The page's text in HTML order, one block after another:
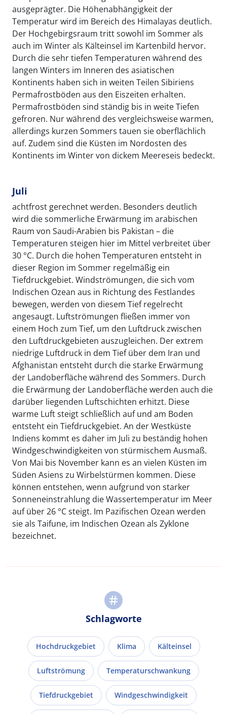
ausgeprägter. Die Höhenabhängigkeit der
Temperatur wird im Bereich des Himalayas deutlich.
Der Hochgebirgsraum tritt sowohl im Sommer als
auch im Winter als Kälteinsel im Kartenbild hervor.
Durch die sehr tiefen Temperaturen während des
langen Winters im Inneren des asiatischen
Kontinents haben sich in weiten Teilen Sibiriens
Permafrostböden aus den Eiszeiten erhalten.
Permafrostböden sind ständig bis in weite Tiefen
gefroren. Nur während des vergleichsweise warmen,
allerdings kurzen Sommers tauen sie oberflächlich
auf. Zudem sind die Küsten im Nordosten des
Kontinents im Winter von dickem Meereseis bedeckt.
Juli
achtfrost gerechnet werden. Besonders deutlich
wird die sommerliche Erwärmung im arabischen
Raum von Saudi-Arabien bis Pakistan – die
Temperaturen steigen hier im Mittel verbreitet über
30 °C. Durch die hohen Temperaturen entsteht in
dieser Region im Sommer regelmäßig ein
Tiefdruckgebiet. Windströmungen, die sich vom
Indischen Ozean aus in Richtung des Festlandes
bewegen, werden von diesem Tief regelrecht
angesaugt. Luftströmungen fließen immer von
einem Hoch zum Tief, um den Luftdruck zwischen
den Luftdruckgebieten auszugleichen. Der extrem
niedrige Luftdruck in dem Tief über dem Iran und
Afghanistan entsteht durch die starke Erwärmung
der Landoberfläche während des Sommers. Durch
die Erwärmung der Landoberfläche werden auch die
darüber liegenden Luftschichten erhitzt. Diese
warme Luft steigt schließlich auf und am Boden
entsteht ein Tiefdruckgebiet. An der Westküste
Indiens kommt es daher im Juli zu beständig hohen
Windgeschwindigkeiten von stürmischem Ausmaß.
Von Mai bis November kann es an vielen Küsten im
Süden Asiens zu Wirbelstürmen kommen. Diese
können entstehen, wenn aufgrund von starker
Sonneneinstrahlung die Wassertemperatur im Meer
auf über 26 °C steigt. Im Pazifischen Ozean werden
sie als Taifune, im Indischen Ozean als Zyklone
bezeichnet.
Schlagworte
Hochdruckgebiet Klima Kälteinsel
Luftströmung Temperaturschwankung
Tiefdruckgebiet Windgeschwindigkeit